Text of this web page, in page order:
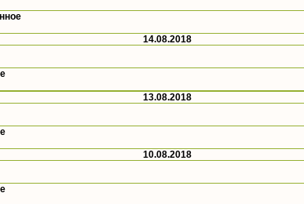
14.08.2018
13.08.2018
10.08.2018